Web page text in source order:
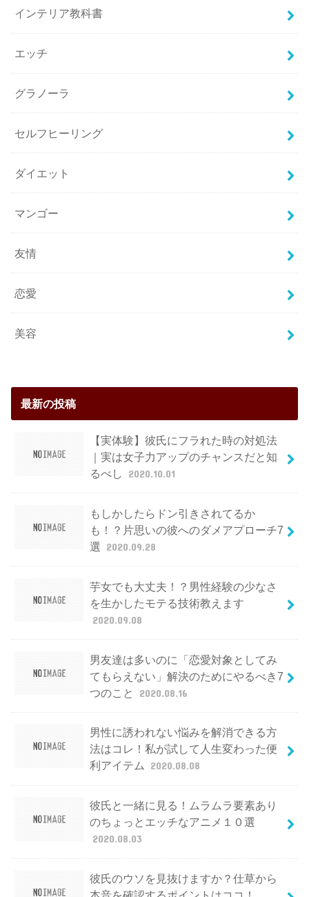
インテリア教科書
エッチ
グラノーラ
セルフヒーリング
ダイエット
マンゴー
友情
恋愛
美容
最新の投稿
【実体験】彼氏にフラれた時の対処法
｜実は女子力アップのチャンスだと知
るべし
2020.10.01
もしかしたらドン引きされてるか
も！？片思いの彼へのダメアプローチ7
選 2020.09.28
芋女でも大丈夫！？男性経験の少なさ
を生かしたモテる技術教えます
2020.09.08
男友達は多いのに「恋愛対象としてみ
てもらえない」解決のためにやるべき7
つのこと
2020.08.16
男性に誘われない悩みを解消できる方
法はコレ！私が試して人生変わった便
利アイテム
2020.08.08
彼氏と一緒に見る！ムラムラ要素あり
のちょっとエッチなアニメ１０選
2020.08.03
彼氏のウソを見抜けますか？仕草から